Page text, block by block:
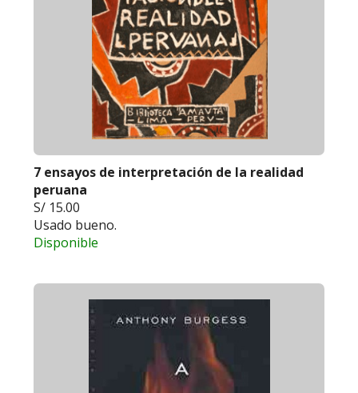
7 ensayos de interpretación de la realidad
peruana
S/ 15.00
Usado bueno.
Disponible